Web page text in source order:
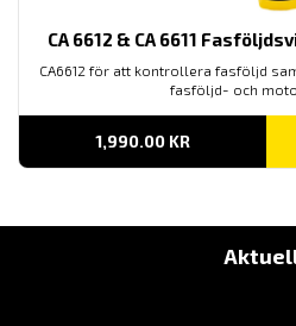
CA 6612 & CA 6611
CA6612 för att kontrollera fasföljd
fasföljd- och
1,990.00 KR